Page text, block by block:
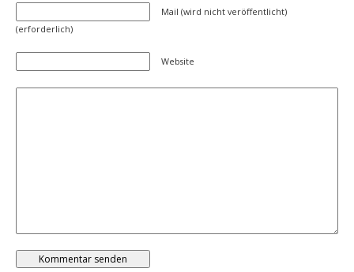
Mail (wird nicht veröffentlicht)
(erforderlich)
Website